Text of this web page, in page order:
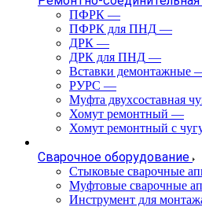
ПФРК —
ПФРК для ПНД —
ДРК —
ДРК для ПНД —
Вставки демонтажные
РУРС —
Муфта двухсоставная
Хомут ремонтный —
Хомут ремонтный с
Сварочное оборудование
Стыковые сварочные
Муфтовые сварочные
Инструмент для